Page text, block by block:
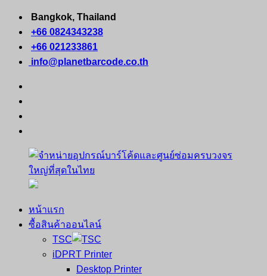
Skip
content
Bangkok, Thailand
+66 0824343238
+66 021233861
info@planetbarcode.co.th
จำหน่าย
คอมพิวเตอร์
หน้าแรก
ซื้อสินค้าออนไลน์
TSC
iDPRT Printer
Desktop Printer